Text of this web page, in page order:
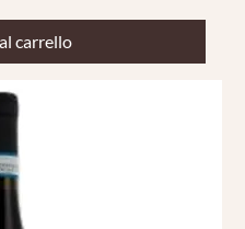
carrello